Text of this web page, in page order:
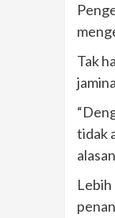
Tak
tidak